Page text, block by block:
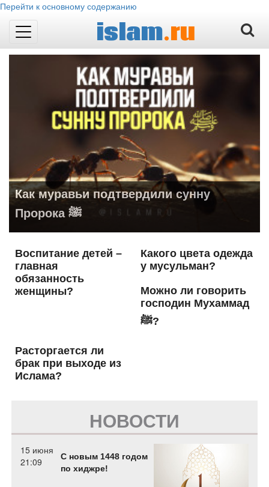
Перейти к основному содержанию
Toggle
islam.ru
Как муравьи подтвердили сунну
Пророка ﷺ
Воспитание детей –
главная
обязанность
женщины?
Какого цвета одежда
у мусульман?
Можно ли говорить
господин Мухаммад
ﷺ?
Расторгается ли
брак при выходе из
Ислама?
НОВОСТИ
С новым 1448 годом
по хиджре!
15 июня
21:09